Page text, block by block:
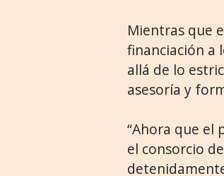
Mientras que
financiación a
allá de lo
asesoría y
“Ahora que el
el consorcio